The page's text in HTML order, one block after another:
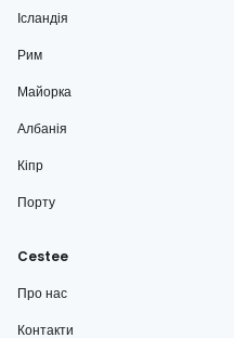
Ісландія
Рим
Майорка
Албанія
Кіпр
Порту
Cestee
Про нас
Контакти